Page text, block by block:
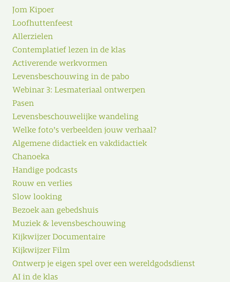
Jom Kipoer
Loofhuttenfeest
Allerzielen
Contemplatief lezen in de klas
Activerende werkvormen
Levensbeschouwing in de pabo
Webinar 3: Lesmateriaal ontwerpen
Pasen
Levensbeschouwelijke wandeling
Welke foto’s verbeelden jouw verhaal?
Algemene didactiek en vakdidactiek
Chanoeka
Handige podcasts
Rouw en verlies
Slow looking
Bezoek aan gebedshuis
Muziek & levensbeschouwing
Kijkwijzer Documentaire
Kijkwijzer Film
Ontwerp je eigen spel over een wereldgodsdienst
AI in de klas